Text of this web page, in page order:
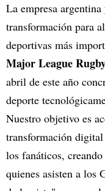
La empresa
transformación para
deportivas más
Major League
abril de este año
deporte
Nuestro objetivo es
transformación
los fanáticos,
quienes asisten a los